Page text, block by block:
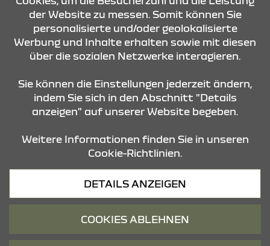
ÖFFNUNGSZEITEN
STANDORTE
Datenschutz
der Website zu messen. Somit können Sie
personalisierte und/oder geolokalisierte
Werbung und Inhalte erhalten sowie mit diesen
über die sozialen Netzwerke interagieren.
Sie können die Einstellungen jederzeit ändern,
indem Sie sich in den Abschnitt "Details
anzeigen" auf unserer Website begeben.
Weitere Informationen finden Sie in unseren
Cookie-Richtlinien.
DETAILS ANZEIGEN
COOKIES ABLEHNEN